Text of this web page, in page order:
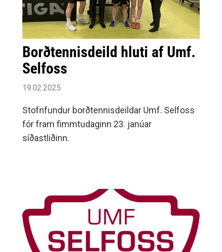
Borðtennisdeild hluti af Umf.
Selfoss
19.02.2025
Stofnfundur borðtennisdeildar Umf. Selfoss
fór fram fimmtudaginn 23. janúar
síðastliðinn.